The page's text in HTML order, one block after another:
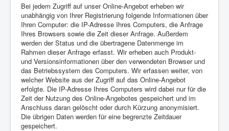
Bei jedem Zugriff auf unser Online-Angebot erheben wir
unabhängig von Ihrer Registrierung folgende Informationen über
Ihren Computer: die IP-Adresse Ihres Computers, die Anfrage
Ihres Browsers sowie die Zeit dieser Anfrage. Außerdem
werden der Status und die übertragene Datenmenge im
Rahmen dieser Anfrage erfasst. Wir erheben auch Produkt-
und Versionsinformationen über den verwendeten Browser und
das Betriebssystem des Computers. Wir erfassen weiter, von
welcher Website aus der Zugriff auf das Online-Angebot
erfolgte. Die IP-Adresse Ihres Computers wird dabei nur für die
Zeit der Nutzung des Online-Angebotes gespeichert und im
Anschluss daran gelöscht oder durch Kürzung anonymisiert.
Die übrigen Daten werden für eine begrenzte Zeitdauer
gespeichert.